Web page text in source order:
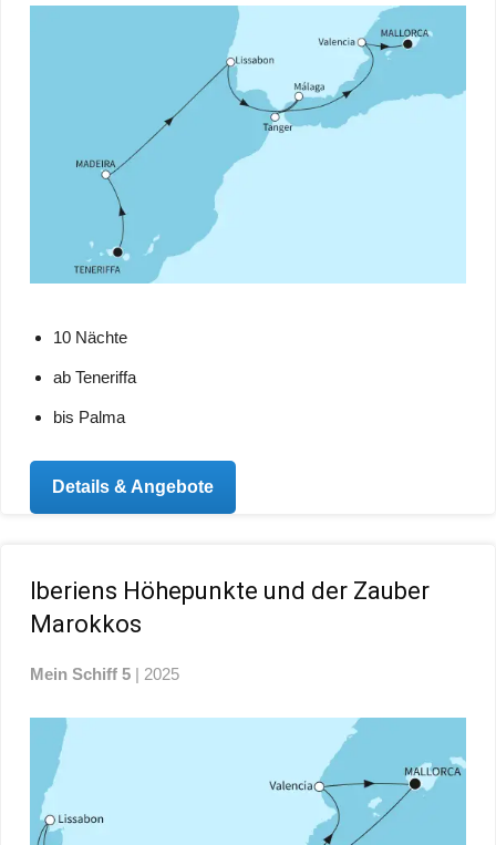
10 Nächte
ab Teneriffa
bis Palma
Details & Angebote
Iberiens Höhepunkte und der Zauber
Marokkos
Mein Schiff 5 | 2025